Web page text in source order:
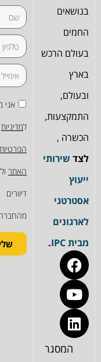
בנושאים
החמים
בעולם הרכש
בארץ
ובעולם,
התמקצעות,
הכשרה ,
לצד שירותי
ייעוץ
אסטרטגי
לארגונים
מבית IPC
.
המסגר
אני
למדיניות
האתר
דיוורים